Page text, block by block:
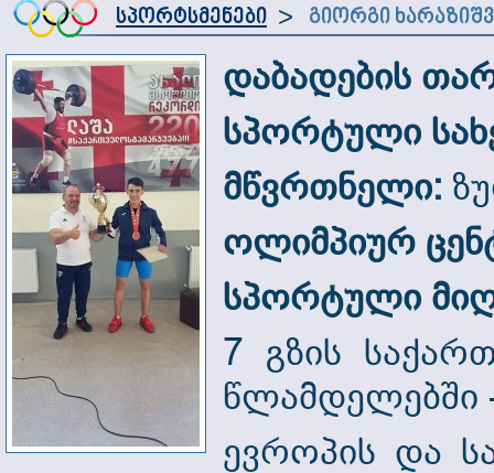
სპორტსმენები > გიორგი
დაბადების
სპორტული
მწვრთნელი:
ოლიმპიურ
სპორტული
7 გზის
წლამდელებში
ევროპის და